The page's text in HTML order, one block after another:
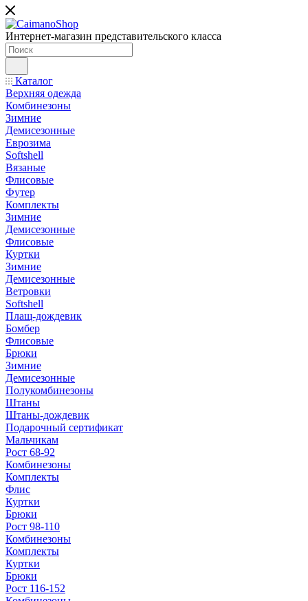
Интернет-магазин представительского класса
Каталог
Верхняя одежда
Комбинезоны
Зимние
Демисезонные
Еврозима
Softshell
Вязаные
Флисовые
Футер
Комплекты
Зимние
Демисезонные
Флисовые
Куртки
Зимние
Демисезонные
Ветровки
Softshell
Плащ-дождевик
Бомбер
Флисовые
Брюки
Зимние
Демисезонные
Полукомбинезоны
Штаны
Штаны-дождевик
Подарочный сертификат
Мальчикам
Рост 68-92
Комбинезоны
Комплекты
Флис
Куртки
Брюки
Рост 98-110
Комбинезоны
Комплекты
Куртки
Брюки
Рост 116-152